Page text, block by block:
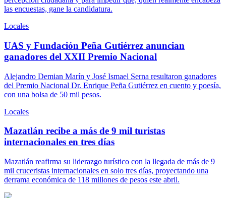
las encuestas, gane la candidatura.
Locales
UAS y Fundación Peña Gutiérrez anuncian
ganadores del XXII Premio Nacional
Alejandro Demian Marín y José Ismael Serna resultaron ganadores
del Premio Nacional Dr. Enrique Peña Gutiérrez en cuento y poesía,
con una bolsa de 50 mil pesos.
Locales
Mazatlán recibe a más de 9 mil turistas
internacionales en tres días
Mazatlán reafirma su liderazgo turístico con la llegada de más de 9
mil cruceristas internacionales en solo tres días, proyectando una
derrama económica de 118 millones de pesos este abril.